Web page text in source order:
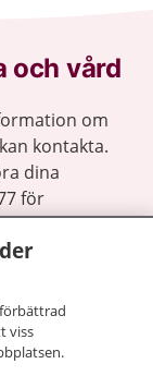
och vård
om
kontakta.
dina
för
viss